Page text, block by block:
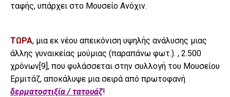
ταφής, υπάρχει στο Μουσείο Ανόχιν.
ΤΩΡΑ, μια εκ νέου απεικόνιση υψηλής ανάλυσης μιας
άλλης γυναικείας μούμιας (παραπάνω φωτ.). , 2.500
χρόνων[9], που φυλάσσεται στην συλλογή του Μουσείου
Ερμιτάζ, αποκάλυψε μια σειρά από πρωτοφανή
δερματοστιξία / τατουάζ!